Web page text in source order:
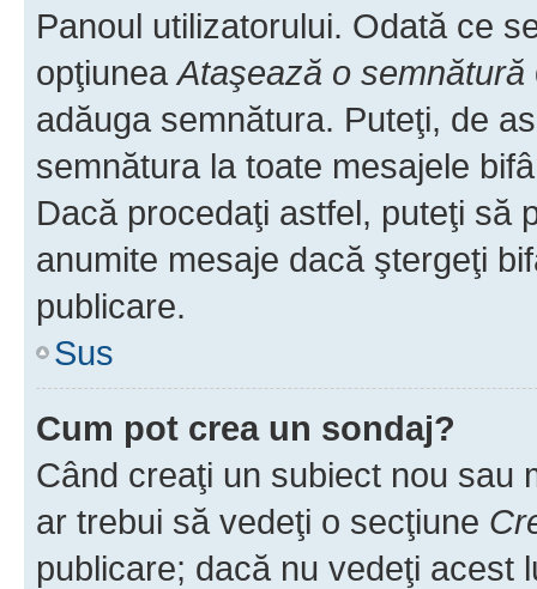
Panoul utilizatorului. Odată ce
opţiuneaAtaşează o semnătură
adăuga semnătura. Puteţi, de
semnătura la toate mesajele
Dacă procedaţi astfel, puteţi să
anumite mesaje dacă ştergeţi
publicare.
Sus
Cum pot crea un sondaj?
Când creaţi un subiect nou sau
ar trebui să vedeţi o secţiune
publicare; dacă nu vedeţi acest